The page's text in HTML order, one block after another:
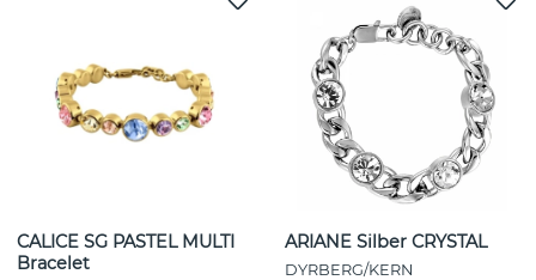
CALICE SG PASTEL MULTI
Bracelet
ARIANE Silber CRYSTAL
DYRBERG/KERN